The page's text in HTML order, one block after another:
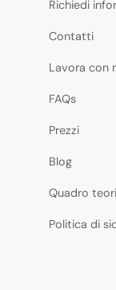
Richiedi
Contatti
Lavora con
FAQs
Prezzi
Blog
Quadro
Politica di